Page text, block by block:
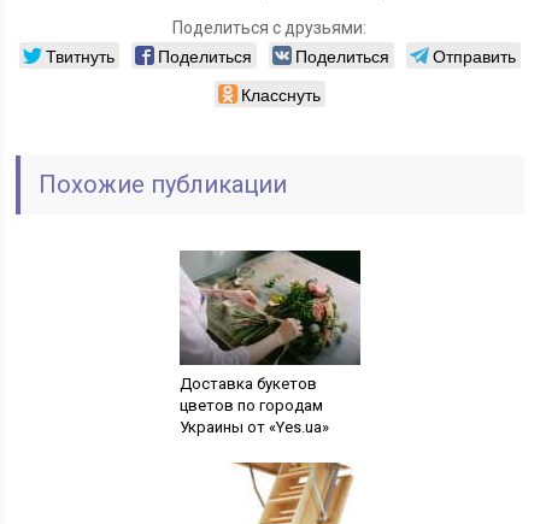
Поделиться с друзьями:
Твитнуть Поделиться Поделиться
Отправить
Класснуть
Похожие публикации
Доставка букетов
цветов по городам
Украины от «Yes.ua»